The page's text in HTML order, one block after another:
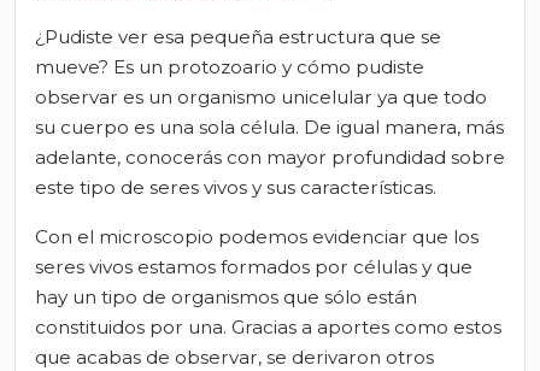
¿Pudiste ver esa pequeña estructura que se
mueve? Es un protozoario y cómo pudiste
observar es un organismo unicelular ya que todo
su cuerpo es una sola célula. De igual manera, más
adelante, conocerás con mayor profundidad sobre
este tipo de seres vivos y sus características.
Con el microscopio podemos evidenciar que los
seres vivos estamos formados por células y que
hay un tipo de organismos que sólo están
constituidos por una. Gracias a aportes como estos
que acabas de observar, se derivaron otros